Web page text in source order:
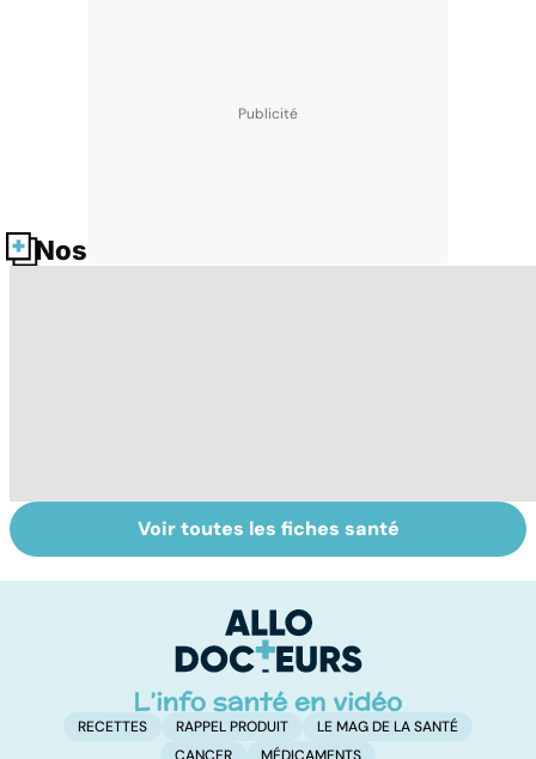
Nos fiches santé
Staphylocoque
doré : une
La septicémie ou
sepsis : quand les
envahissent
l'organisme
Voir toutes les fiches santé
RECETTES RAPPEL PRODUIT
LE MAG DE LA SANTÉ